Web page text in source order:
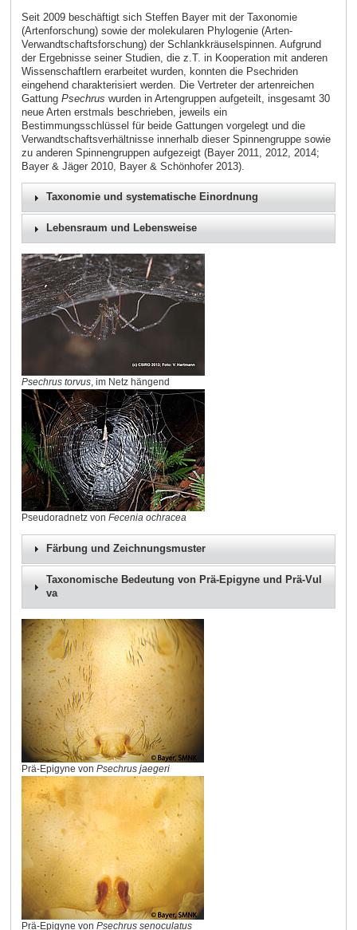
Seit 2009 beschäftigt sich Steffen Bayer mit der Taxonomie
(Artenforschung) sowie der molekularen Phylogenie (Arten-
Verwandtschaftsforschung) der Schlankkräuselspinnen. Aufgrund
der Ergebnisse seiner Studien, die z.T. in Kooperation mit anderen
Wissenschaftlern erarbeitet wurden, konnten die Psechriden
eingehend charakterisiert werden. Die Vertreter der artenreichen
Gattung Psechrus wurden in Artengruppen aufgeteilt, insgesamt 30
neue Arten erstmals beschrieben, jeweils ein
Bestimmungsschlüssel für beide Gattungen vorgelegt und die
Verwandtschaftsverhältnisse innerhalb dieser Spinnengruppe sowie
zu anderen Spinnengruppen aufgezeigt (Bayer 2011, 2012, 2014;
Bayer & Jäger 2010, Bayer & Schönhofer 2013).
Taxonomie und systematische Einordnung
Lebensraum und Lebensweise
Psechrus torvus, im Netz hängend
Pseudoradnetz von Fecenia ochracea
Färbung und Zeichnungsmuster
Taxonomische Bedeutung von Prä-Epigyne und Prä-Vul
va
Prä-Epigyne von Psechrus jaegeri
Prä-Epigyne von Psechrus senoculatus